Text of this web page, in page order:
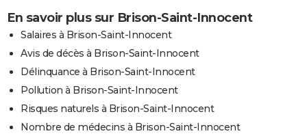
En savoir plus sur Brison-Saint-Innocent
Salaires à Brison-Saint-Innocent
Avis de décès à Brison-Saint-Innocent
Délinquance à Brison-Saint-Innocent
Pollution à Brison-Saint-Innocent
Risques naturels à Brison-Saint-Innocent
Nombre de médecins à Brison-Saint-Innocent